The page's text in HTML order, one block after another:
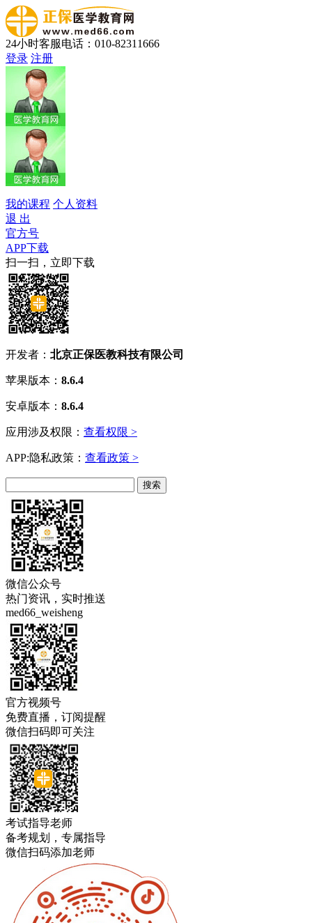
24小时客服电话：010-82311666
登录 注册
我的课程 个人资料
退 出
官方号
APP下载
扫一扫，立即下载
开发者： 北京正保医教科技有限公司
苹果版本： 8.6.4
安卓版本： 8.6.4
应用涉及权限： 查看权限 >
APP:隐私政策： 查看政策 >
微信公众号
热门资讯，实时推送
med66_weisheng
官方视频号
免费直播，订阅提醒
微信扫码即可关注
考试指导老师
备考规划，专属指导
微信扫码添加老师